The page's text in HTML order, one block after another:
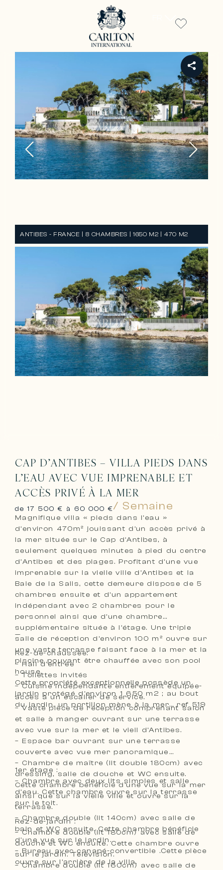
ANTIBES - FRANCE | 8 CHAMBRES | 1650 M2 | 470 M2
CAP D’ANTIBES – VILLA PIEDS DANS
L’EAU AVEC VUE IMPRENABLE ET
ACCÈS PRIVÉ À LA MER
de 17 500 € à 60 000 €/ Semaine
Magnifique villa « pieds dans l’eau »
d’environ 470m² jouissant d’un accès privé à
la mer située sur le Cap d’Antibes, à
seulement quelques minutes à pied du centre
d’Antibes et des plages. Profitant d’une vue
imprenable sur la vielle ville d’Antibes et la
Baie de la Salis, cette demeure dispose de 5
chambres ensuite et d’un appartement
indépendant avec 2 chambres pour le
personnel ainsi que d’une chambre
supplémentaire située à l’étage. Une triple
salle de réception d’environ 100 m² ouvre sur
une vaste terrasse faisant face à la mer et la
piscine pouvant être chauffée avec son pool
house.
Cette propriété exceptionnelle possède un
jardin protégé d’environ 1 650 m2 ; au bout
du jardin, un portillon mène à la mer… ref 519
—
Rez-de-chaussée:
– Hall d’entrée
– Toilettes invités
– Cuisine indépendante entièrement équipée-
accès à un escalier de service.
– Vaste pièce de réception comprenant salon
et salle à manger ouvrant sur une terrasse
avec vue sur la mer et le vieil d’Antibes.
– Espace bar ouvrant sur une terrasse
couverte avec vue mer panoramique
– Chambre de maître (lit double 180cm) avec
dressing, salle de douche et WC ensuite.
Cette chambre bénéficie d’une vue sur la mer
ainsi que sur la vielle ville et ouvre sur la
terrasse.
– Chambre double (lit 140cm) avec salle de
bain et WC ensuite. Cette chambre bénéficie
d’une vue sur le jardin.
– Bureau avec canapé-convertible .Cette pièce
ouvre sur l’arrière de la villa.
1er étage :
– Chambre avec deux lits simples et salle
d’eau. Cette chambre ouvre sur la terrasse
sur le toit.
Rez-de-jardin :
– Chambre double (lit 180cm) avec salle de
douche et WC ensuite. Cette chambre ouvre
sur le jardin. Télévision.
– Chambre double (lit 160cm) avec salle de